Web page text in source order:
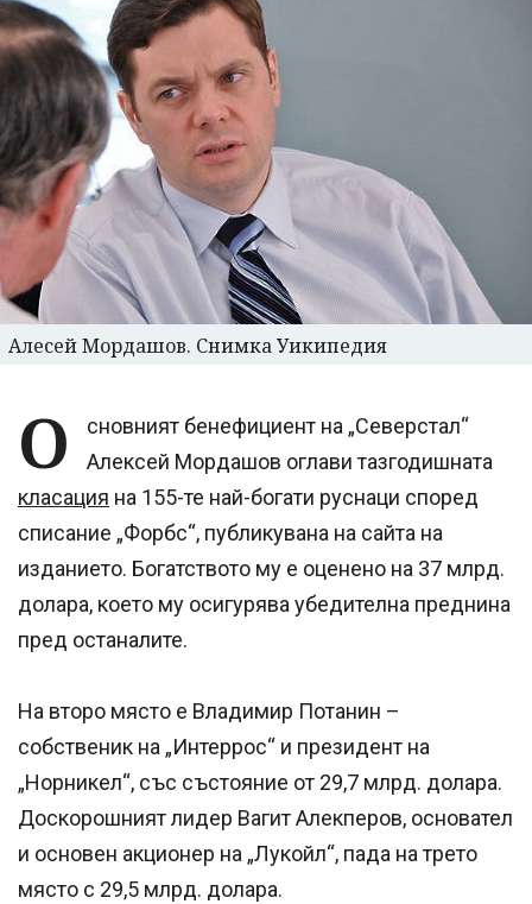
Алесей Мордашов. Снимка Уикипедия
О
сновният бенефициент на „Северстал“
Алексей Мордашов оглави тазгодишната
класация на 155-те най-богати руснаци според
списание „Форбс“, публикувана на сайта на
изданието. Богатството му е оценено на 37 млрд.
долара, което му осигурява убедителна преднина
пред останалите.
На второ място е Владимир Потанин –
собственик на „Интеррос“ и президент на
„Норникел“, със състояние от 29,7 млрд. долара.
Доскорошният лидер Вагит Алекперов, основател
и основен акционер на „Лукойл“, пада на трето
място с 29,5 млрд. долара.